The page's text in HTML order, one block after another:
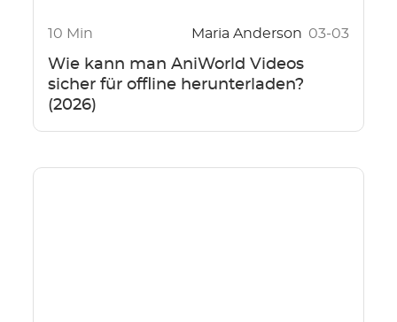
10 Min Maria Anderson 03-03
Wie kann man AniWorld Videos
sicher für offline herunterladen?
(2026)